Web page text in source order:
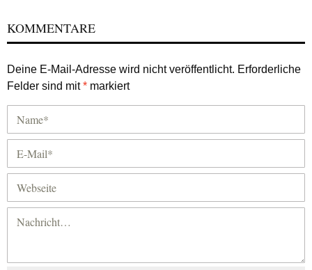
KOMMENTARE
Deine E-Mail-Adresse wird nicht veröffentlicht. Erforderliche
Felder sind mit* markiert